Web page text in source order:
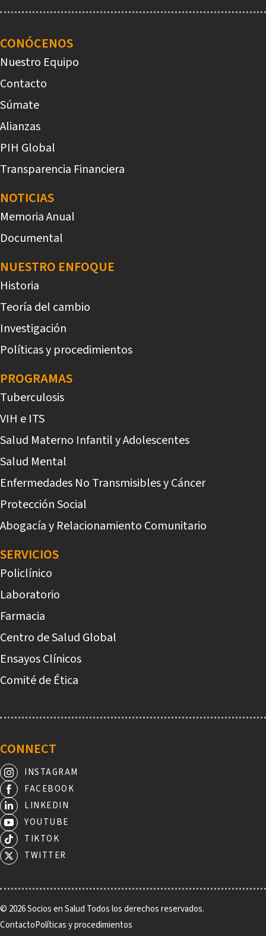
CONNECT
INSTAGRAM
FACEBOOK
LINKEDIN
YOUTUBE
TIKTOK
TWITTER
Main
navigation
CONÓCENOS
Nuestro Equipo
Contacto
Súmate
Alianzas
PIH Global
Transparencia Financiera
NOTICIAS
Memoria Anual
Documental
NUESTRO ENFOQUE
Historia
Teoría del cambio
Investigación
Políticas y procedimientos
PROGRAMAS
Tuberculosis
VIH e ITS
Salud Materno Infantil y Adolescentes
Salud Mental
Enfermedades No Transmisibles y Cáncer
Protección Social
Abogacía y Relacionamiento Comunitario
SERVICIOS
Policlínico
Laboratorio
Farmacia
Centro de Salud Global
Ensayos Clínicos
Comité de Ética
© 2026 Socios en Salud Todos los derechos reservados.
Footer
ContactoPolíticas y procedimientos